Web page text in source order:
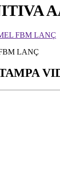
FBM LANÇ